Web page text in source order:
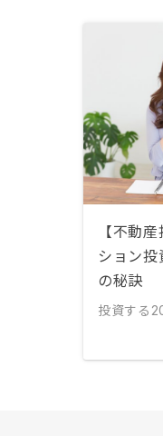
【不動
ション
の秘訣
投資する